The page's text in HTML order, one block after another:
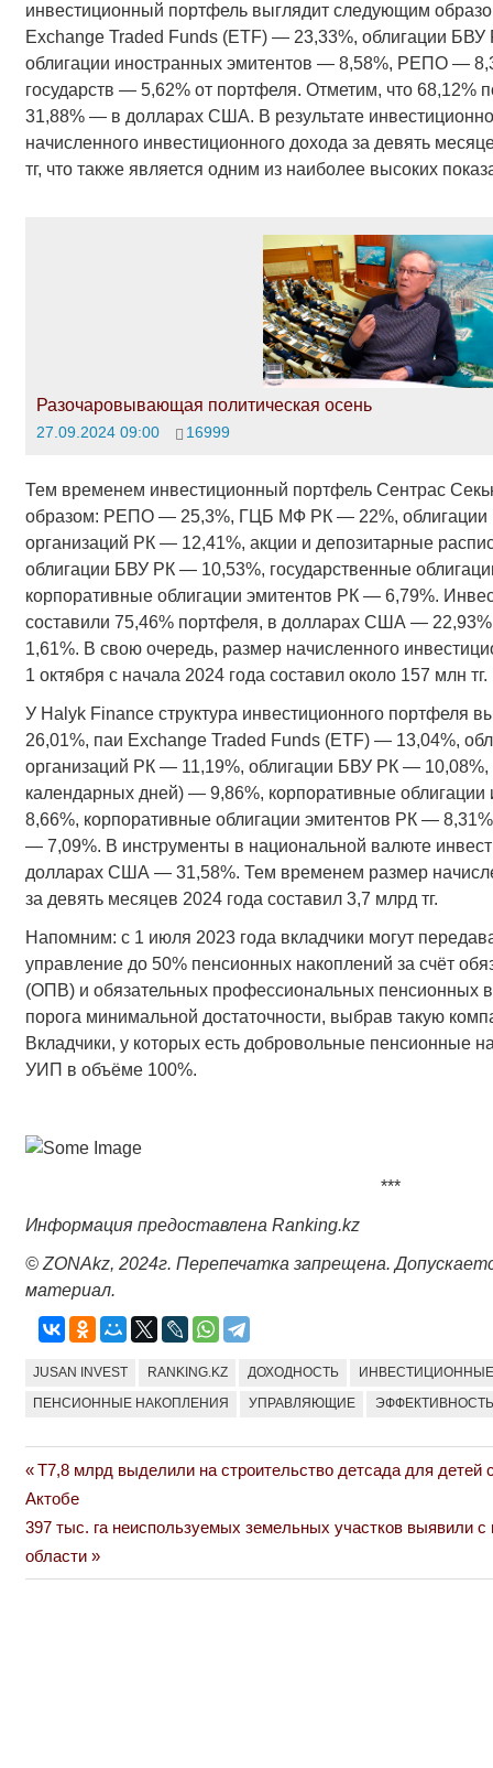
инвестиционный портфель выглядит следующим
Exchange Traded Funds (ETF) — 23,33%, облигации
облигации иностранных эмитентов — 8,58%, РЕПО —
государств — 5,62% от портфеля. Отметим, что 68,12%
31,88% — в долларах США. В результате
начисленного инвестиционного дохода за девять
тг, что также является одним из наиболее высоких
Разочаровывающая политическая осень
27.09.2024 09:00 16999
Тем временем инвестиционный портфель Сентрас
образом: РЕПО — 25,3%, ГЦБ МФ РК — 22%, облигации
организаций РК — 12,41%, акции и депозитарные
облигации БВУ РК — 10,53%, государственные
корпоративные облигации эмитентов РК — 6,79%.
составили 75,46% портфеля, в долларах США —
1,61%. В свою очередь, размер начисленного
1 октября с начала 2024 года составил около 157 млн тг.
У Halyk Finance структура инвестиционного портфеля
26,01%, паи Exchange Traded Funds (ETF) — 13,04%,
организаций РК — 11,19%, облигации БВУ РК —
календарных дней) — 9,86%, корпоративные
8,66%, корпоративные облигации эмитентов РК —
— 7,09%. В инструменты в национальной валюте
долларах США — 31,58%. Тем временем размер
за девять месяцев 2024 года составил 3,7 млрд тг.
Напомним: с 1 июля 2023 года вкладчики могут
управление до 50% пенсионных накоплений за счёт
(ОПВ) и обязательных профессиональных пенсионных
порога минимальной достаточности, выбрав такую
Вкладчики, у которых есть добровольные пенсионные
УИП в объёме 100%.
***
Информация предоставлена Ranking.kz
© ZONAkz, 2024г. Перепечатка запрещена.
материал.
JUSAN INVEST RANKING.KZ ДОХОДНОСТЬ
ПЕНСИОННЫЕ НАКОПЛЕНИЯ УПРАВЛЯЮЩИЕ ЭФФЕКТИВНОСТЬ
Навигация
по
записям
Previous
Post:
Т7,8 млрд выделили на строительство детсада для детей
Актобе
Next
Post:
397 тыс. га неиспользуемых земельных участков выявили с
области